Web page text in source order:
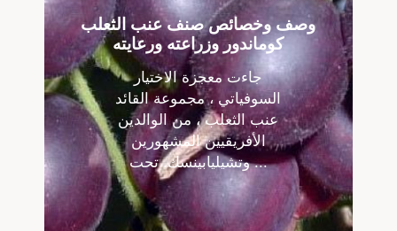
وصف وخصائص صنف عنب الثعلب
كوماندور وزراعته ورعايته
جاءت معجزة الاختيار
السوفياتي ، مجموعة القائد
عنب الثعلب ، من الوالدين
الأفريقيين المشهورين
وتشيليابينسك. تحت ...